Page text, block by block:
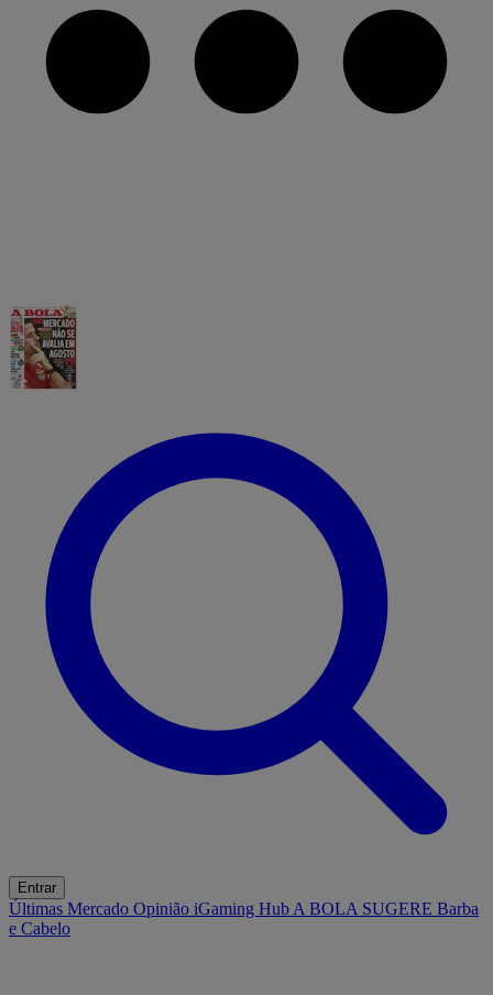
Entrar
Últimas Mercado Opinião iGaming Hub A BOLA SUGERE Barba
e Cabelo